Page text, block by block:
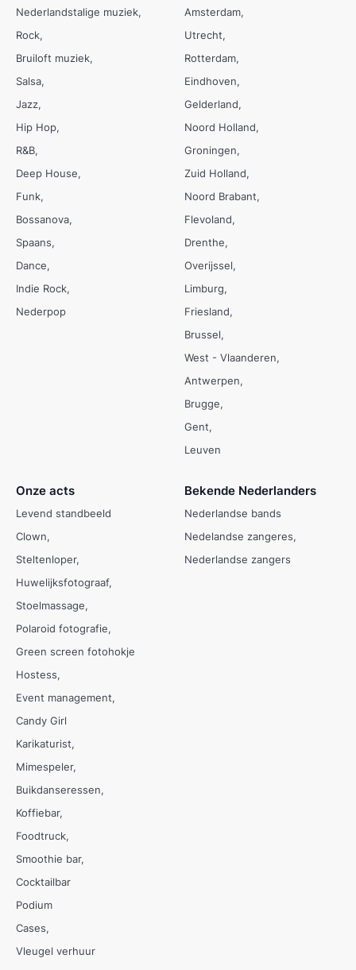
Nederlandstalige muziek
Rock
Bruiloft muziek
Salsa
Jazz
Hip Hop
R&B
Deep House
Funk
Bossanova
Spaans
Dance
Indie Rock
Nederpop
Amsterdam
Utrecht
Rotterdam
Eindhoven
Gelderland
Noord Holland
Groningen
Zuid Holland
Noord Brabant
Flevoland
Drenthe
Overijssel
Limburg
Friesland
Brussel
West - Vlaanderen
Antwerpen
Brugge
Gent
Leuven
Onze acts
Levend standbeeld
Clown
Steltenloper
Huwelijksfotograaf
Stoelmassage
Polaroid fotografie
Green screen fotohokje
Hostess
Event management
Candy Girl
Karikaturist
Mimespeler
Buikdanseressen
Koffiebar
Foodtruck
Smoothie bar
Cocktailbar
Podium
Cases
Vleugel verhuur
Bekende Nederlanders
Nederlandse bands
Nedelandse zangeres
Nederlandse zangers